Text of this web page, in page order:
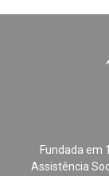
Fundada em
Assistência